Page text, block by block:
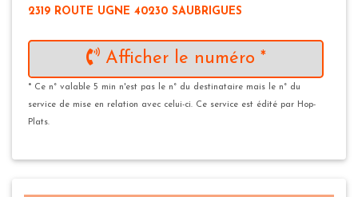
2319 ROUTE UGNE 40230 SAUBRIGUES
Afficher le numéro *
* Ce n° valable 5 min n'est pas le n° du destinataire mais le n° du
service de mise en relation avec celui-ci. Ce service est édité par Hop-
Plats.